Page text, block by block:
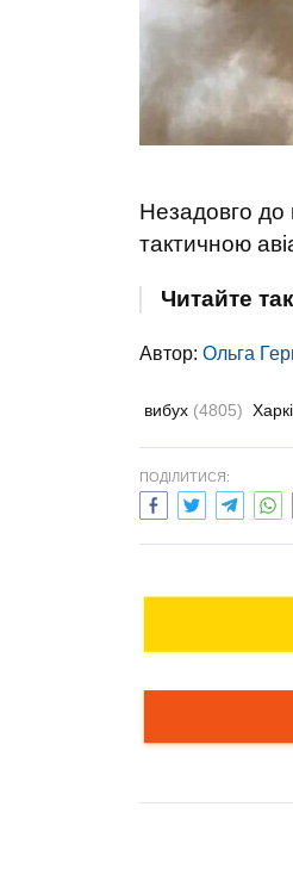
Незадовго до
тактичною
Читайте
Автор: Ольга
вибух (4805)
ПОДІЛИТИСЯ: